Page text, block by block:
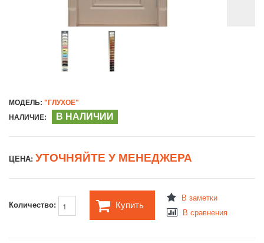
МОДЕЛЬ: "ГЛУХОЕ"
НАЛИЧИЕ:
В НАЛИЧИИ
ЦЕНА: УТОЧНЯЙТЕ У МЕНЕДЖЕРА
Количество: Купить
В заметки
В сравнения